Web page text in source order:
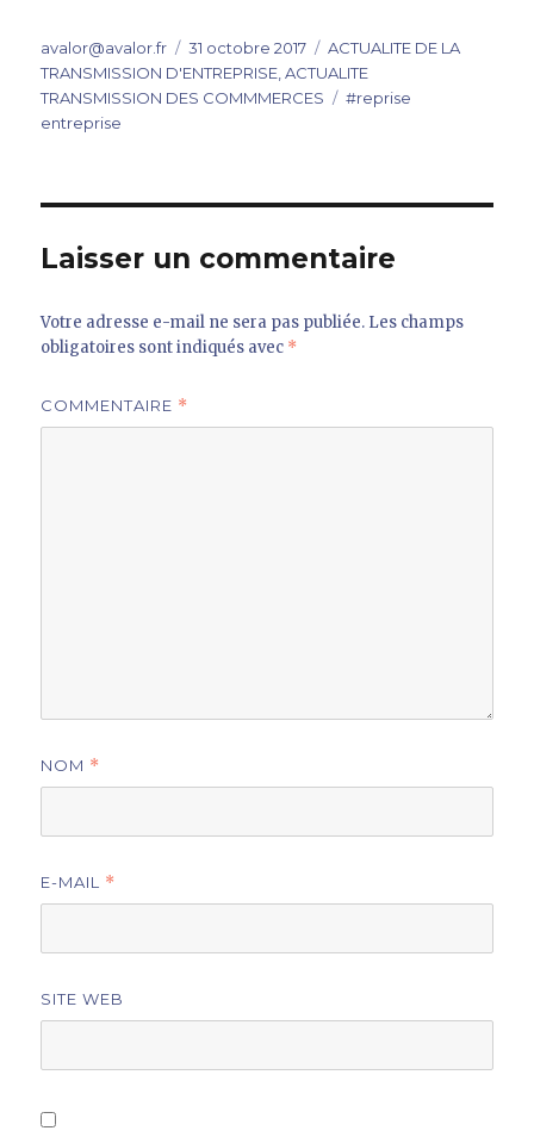
Auteur
avalor@avalor.fr
Publié
le
31 octobre 2017 Catégories
ACTUALITE DE LA
TRANSMISSION D'ENTREPRISE ,ACTUALITE
TRANSMISSION DES COMMMERCES
Étiquettes
#reprise
entreprise
Laisser un commentaire
Votre adresse e-mail ne sera pas publiée. Les champs
obligatoires sont indiqués avec *
COMMENTAIRE *
NOM *
E-MAIL *
SITE WEB